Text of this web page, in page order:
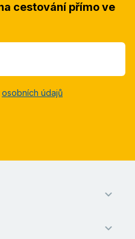
cestování přímo ve
osobních údajů